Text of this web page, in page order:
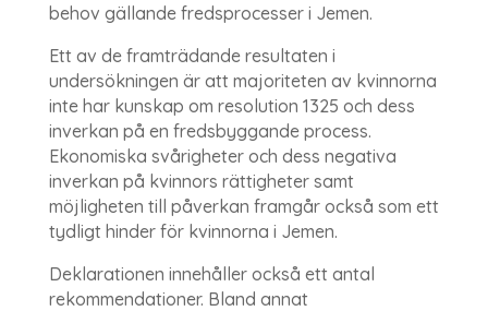
behov gällande fredsprocesser i Jemen.
Ett av de framträdande resultaten i
undersökningen är att majoriteten av kvinnorna
inte har kunskap om resolution 1325 och dess
inverkan på en fredsbyggande process.
Ekonomiska svårigheter och dess negativa
inverkan på kvinnors rättigheter samt
möjligheten till påverkan framgår också som ett
tydligt hinder för kvinnorna i Jemen.
Deklarationen innehåller också ett antal
rekommendationer. Bland annat